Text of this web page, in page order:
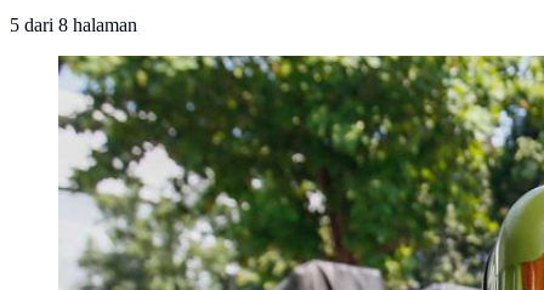
5 dari 8 halaman